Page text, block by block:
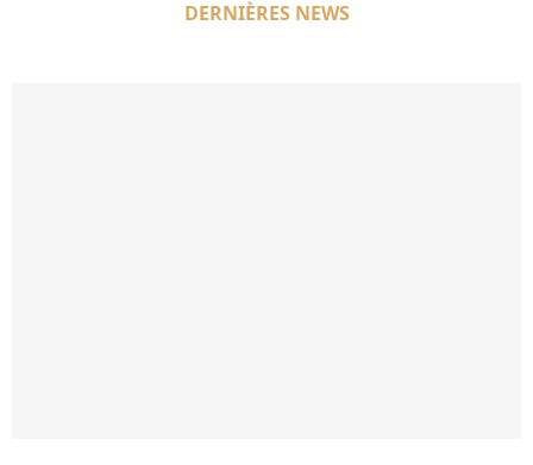
DERNIÈRES NEWS